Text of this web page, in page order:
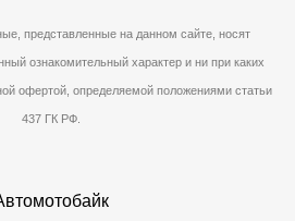
представленные на данном сайте, носят
ознакомительный характер и ни при каких
офертой, определяемой положениями статьи
437 ГК РФ.